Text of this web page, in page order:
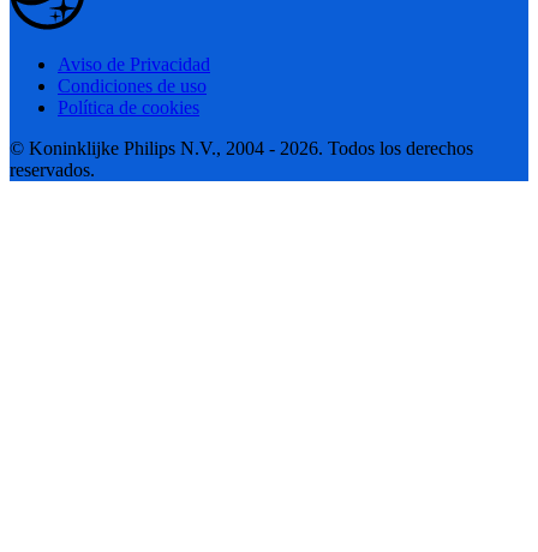
Aviso de Privacidad
Condiciones de uso
Política de cookies
© Koninklijke Philips N.V., 2004 - 2026. Todos los derechos
reservados.